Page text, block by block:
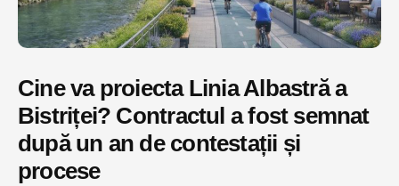
Cine va proiecta Linia Albastră a
Bistriței? Contractul a fost semnat
după un an de contestații și
procese